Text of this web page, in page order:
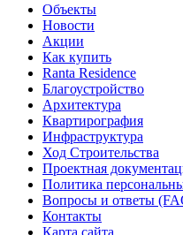
Объекты
Новости
Акции
Как купить
Ranta Residence
Благоустройство
Архитектура
Квартирография
Инфраструктура
Ход Строительства
Проектная
Политика
Вопросы и ответы
Контакты
Карта сайта